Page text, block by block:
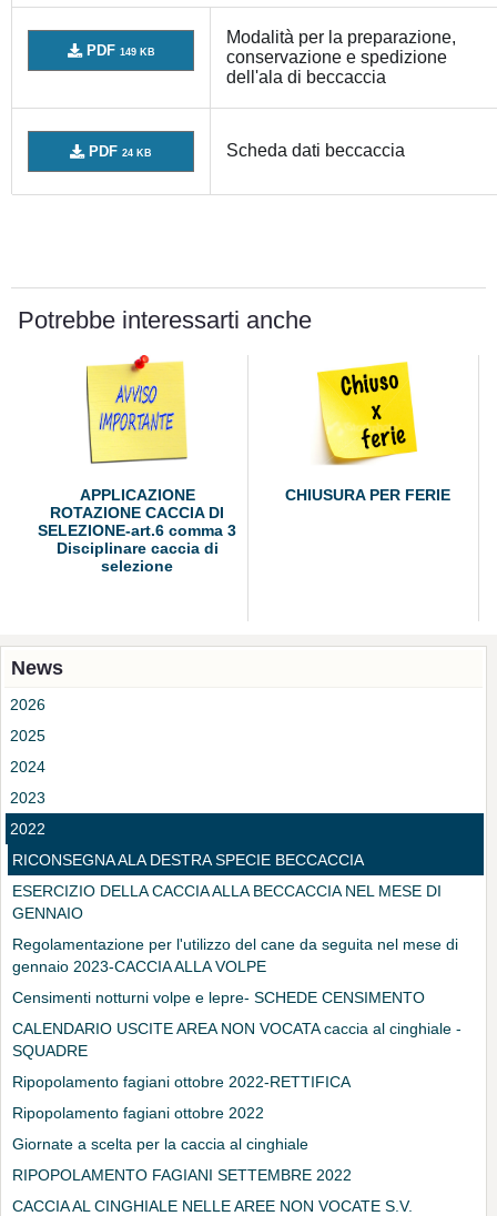
PDF 149 KB
Modalità per la preparazione,
conservazione e spedizione
dell'ala di beccaccia
PDF 24 KB Scheda dati beccaccia
Potrebbe interessarti anche
APPLICAZIONE
ROTAZIONE CACCIA DI
SELEZIONE-art.6 comma 3
Disciplinare caccia di
selezione
CHIUSURA PER FERIE
News
2026
2025
2024
2023
2022
RICONSEGNA ALA DESTRA SPECIE BECCACCIA
ESERCIZIO DELLA CACCIA ALLA BECCACCIA NEL MESE DI
GENNAIO
Regolamentazione per l'utilizzo del cane da seguita nel mese di
gennaio 2023-CACCIA ALLA VOLPE
Censimenti notturni volpe e lepre- SCHEDE CENSIMENTO
CALENDARIO USCITE AREA NON VOCATA caccia al cinghiale -
SQUADRE
Ripopolamento fagiani ottobre 2022-RETTIFICA
Ripopolamento fagiani ottobre 2022
Giornate a scelta per la caccia al cinghiale
RIPOPOLAMENTO FAGIANI SETTEMBRE 2022
CACCIA AL CINGHIALE NELLE AREE NON VOCATE S.V.